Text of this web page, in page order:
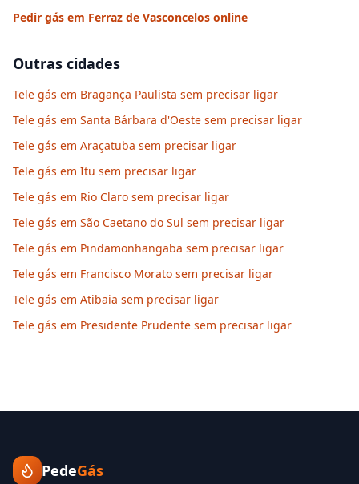
Pedir gás em Ferraz de Vasconcelos online
Outras cidades
Tele gás em Bragança Paulista sem precisar ligar
Tele gás em Santa Bárbara d'Oeste sem precisar ligar
Tele gás em Araçatuba sem precisar ligar
Tele gás em Itu sem precisar ligar
Tele gás em Rio Claro sem precisar ligar
Tele gás em São Caetano do Sul sem precisar ligar
Tele gás em Pindamonhangaba sem precisar ligar
Tele gás em Francisco Morato sem precisar ligar
Tele gás em Atibaia sem precisar ligar
Tele gás em Presidente Prudente sem precisar ligar
PedeGás